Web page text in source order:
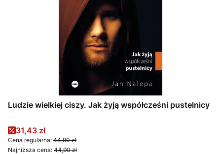
Ludzie wielkiej ciszy. Jak żyją współcześni pustelnicy
Cena promocyjna
31,43 zł
Cena regularna: 44,90 zł
Najniższa cena: 44,90 zł